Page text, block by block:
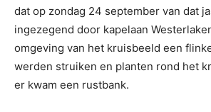
dat op zondag 24 september van dat
ingezegend door kapelaan
omgeving van het kruisbeeld een
werden struiken en planten rond het
er kwam een rustbank.